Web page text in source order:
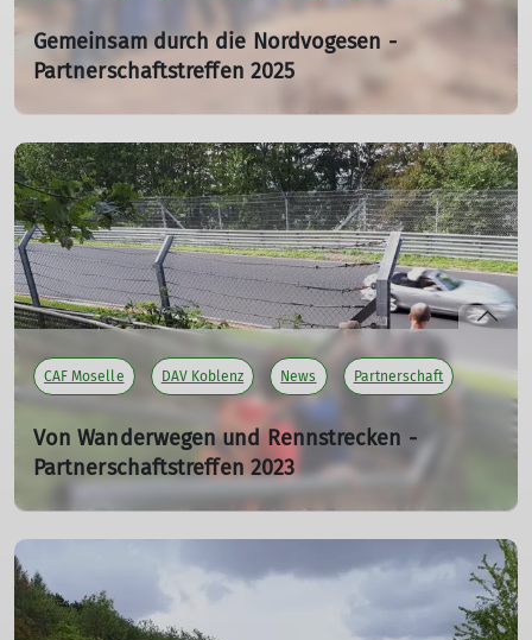
Gemeinsam durch die Nordvogesen -
Partnerschaftstreffen 2025
13.10.2024
Das diesjährige Treffen wurde mit gleicher Philosophie
wie in den vorangegangenen Jahren fortgesetzt, nämlich
mit der Erhaltung der deutsch-französischen
Freundschaft, der Vertiefung unserer gemeinsamen
Verbindungen und dem Austausch über den Bergsport.
mehr erfahren
CAF Moselle DAV Koblenz News Partnerschaft
Von Wanderwegen und Rennstrecken -
Partnerschaftstreffen 2023
Mitte September waren unsere französischen
Freund*innen zu Gast in der Eifel. Es ist immer wieder
schön zu merken, wie herzlich die Freundschaft ist!